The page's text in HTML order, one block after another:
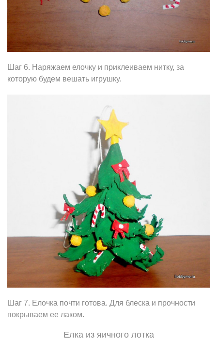
Шаг 6. Наряжаем елочку и приклеиваем нитку, за
которую будем вешать игрушку.
Шаг 7. Елочка почти готова. Для блеска и прочности
покрываем ее лаком.
Елка из яичного лотка